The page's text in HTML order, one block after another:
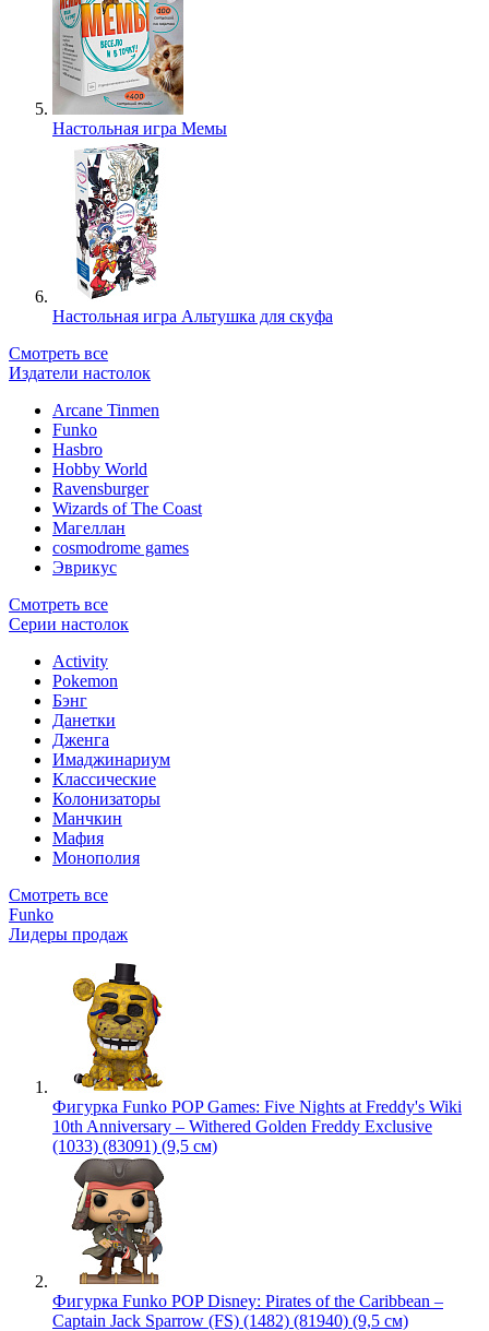
Настольная игра Мемы
Настольная игра Альтушка для скуфа
Смотреть все
Издатели настолок
Arcane Tinmen
Funko
Hasbro
Hobby World
Ravensburger
Wizards of The Coast
Магеллан
сosmodrome games
Эврикус
Смотреть все
Серии настолок
Activity
Pokemon
Бэнг
Данетки
Дженга
Имаджинариум
Классические
Колонизаторы
Манчкин
Мафия
Монополия
Смотреть все
Funko
Лидеры продаж
Фигурка Funko POP Games: Five Nights at Freddy's Wiki
10th Anniversary – Withered Golden Freddy Exclusive
(1033) (83091) (9,5 см)
Фигурка Funko POP Disney: Pirates of the Caribbean –
Captain Jack Sparrow (FS) (1482) (81940) (9,5 см)